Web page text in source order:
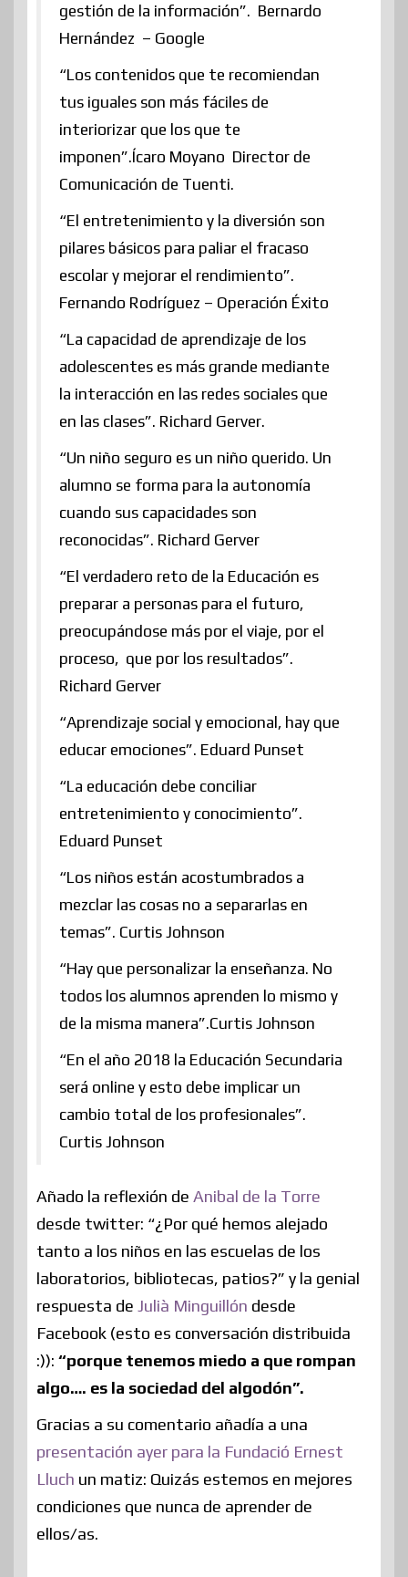
gestión de la información”. Bernardo
Hernández – Google
“Los contenidos que te recomiendan
tus iguales son más fáciles de
interiorizar que los que te
imponen”.Ícaro Moyano Director de
Comunicación de Tuenti.
“El entretenimiento y la diversión son
pilares básicos para paliar el fracaso
escolar y mejorar el rendimiento”.
Fernando Rodríguez – Operación Éxito
“La capacidad de aprendizaje de los
adolescentes es más grande mediante
la interacción en las redes sociales que
en las clases”. Richard Gerver.
“Un niño seguro es un niño querido. Un
alumno se forma para la autonomía
cuando sus capacidades son
reconocidas”. Richard Gerver
“El verdadero reto de la Educación es
preparar a personas para el futuro,
preocupándose más por el viaje, por el
proceso, que por los resultados”.
Richard Gerver
“Aprendizaje social y emocional, hay que
educar emociones”. Eduard Punset
“La educación debe conciliar
entretenimiento y conocimiento”.
Eduard Punset
“Los niños están acostumbrados a
mezclar las cosas no a separarlas en
temas”. Curtis Johnson
“Hay que personalizar la enseñanza. No
todos los alumnos aprenden lo mismo y
de la misma manera”.Curtis Johnson
“En el año 2018 la Educación Secundaria
será online y esto debe implicar un
cambio total de los profesionales”.
Curtis Johnson
Añado la reflexión de Anibal de la Torre
desde twitter: “¿Por qué hemos alejado
tanto a los niños en las escuelas de los
laboratorios, bibliotecas, patios?” y la genial
respuesta de Julià Minguillón desde
Facebook (esto es conversación distribuida
:)): “porque tenemos miedo a que rompan
algo…. es la sociedad del algodón”.
Gracias a su comentario añadía a una
presentación ayer para la Fundació Ernest
Lluch un matiz: Quizás estemos en mejores
condiciones que nunca de aprender de
ellos/as.